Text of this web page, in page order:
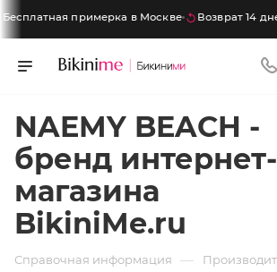
примерка в Москве Возврат 14 дней
NAEMY BEACH -
бренд интернет-
магазина
BikiniMe.ru
Справочная информация —